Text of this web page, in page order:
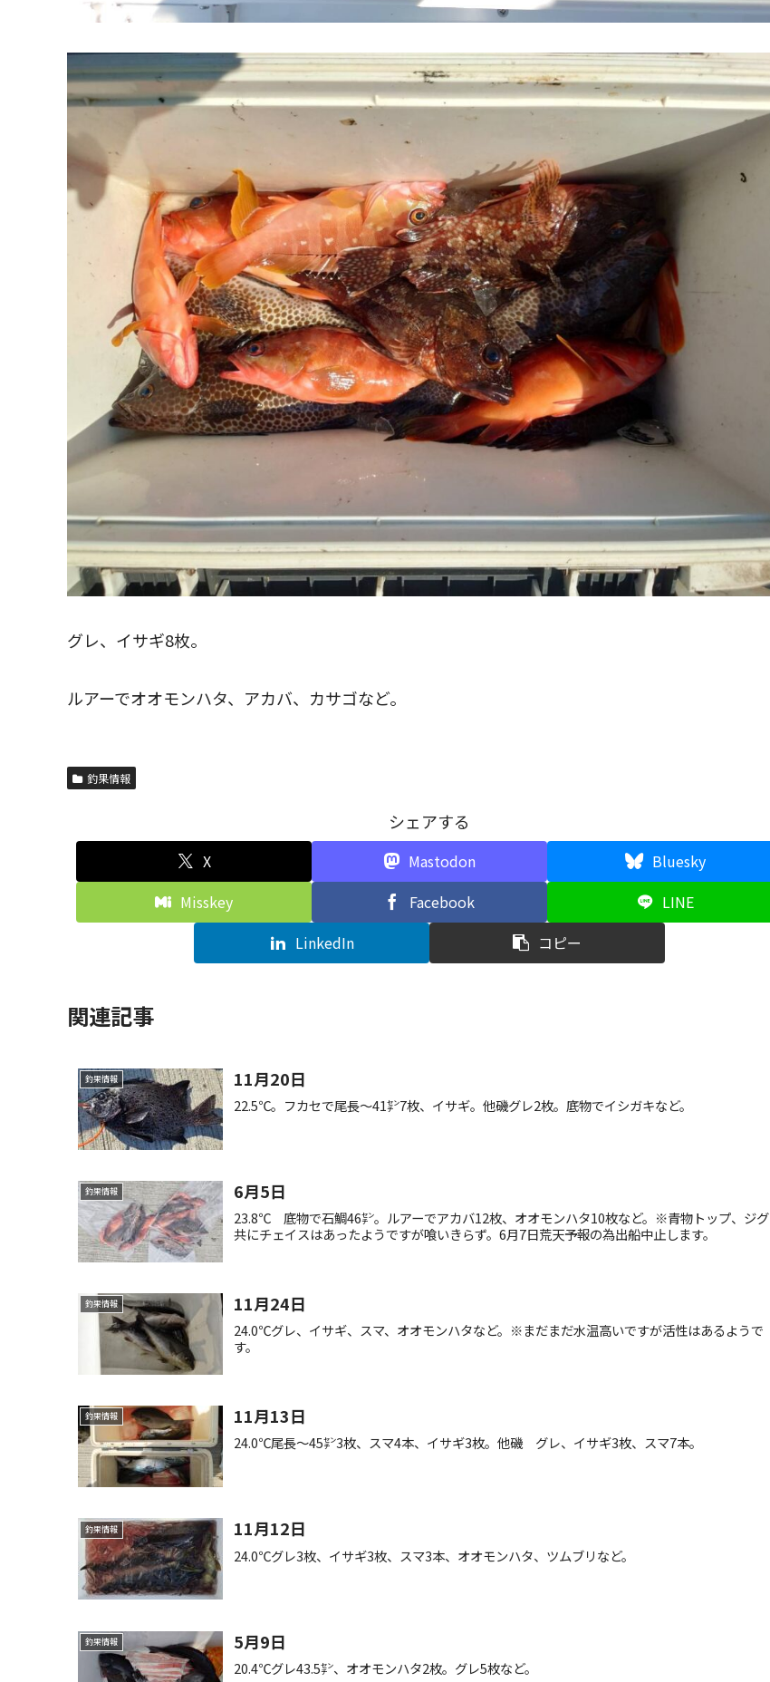
グレ、イサギ8枚。
ルアーでオオモンハタ、アカバ、カサゴなど。
釣果情報
シェアする
X Mastodon
Bluesky
Misskey
Facebook
LINE
LinkedIn
コピー
関連記事
釣果情報 11月20日
22.5℃。フカセで尾長〜41㌢7枚、イサギ。他磯グレ2枚。底物でイシガキなど。
釣果情報 6月5日
23.8℃ 底物で石鯛46㌢。ルアーでアカバ12枚、オオモンハタ10枚など。※青物トップ、ジグ
共にチェイスはあったようですが喰いきらず。6月7日荒天予報の為出船中止します。
釣果情報 11月24日
24.0℃グレ、イサギ、スマ、オオモンハタなど。※まだまだ水温高いですが活性はあるようで
す。
釣果情報 11月13日
24.0℃尾長〜45㌢3枚、スマ4本、イサギ3枚。他磯 グレ、イサギ3枚、スマ7本。
釣果情報 11月12日
24.0℃グレ3枚、イサギ3枚、スマ3本、オオモンハタ、ツムブリなど。
釣果情報 5月9日
20.4℃グレ43.5㌢、オオモンハタ2枚。グレ5枚など。